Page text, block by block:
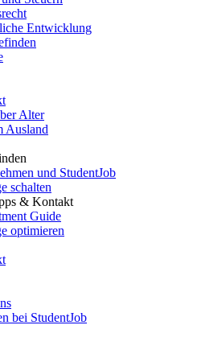
Entwicklung
Alter
Ausland
und StudentJob
schalten
& Kontakt
Guide
optimieren
bei StudentJob